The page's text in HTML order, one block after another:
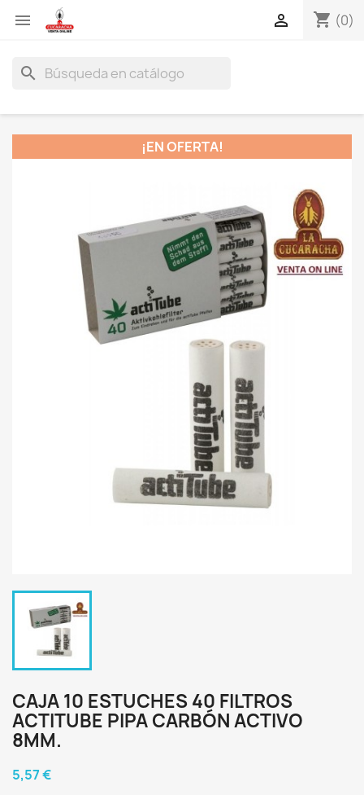
 shopping_cart (0)

search
¡EN OFERTA!
CAJA 10 ESTUCHES 40 FILTROS
ACTITUBE PIPA CARBÓN ACTIVO
8MM.
5,57 €